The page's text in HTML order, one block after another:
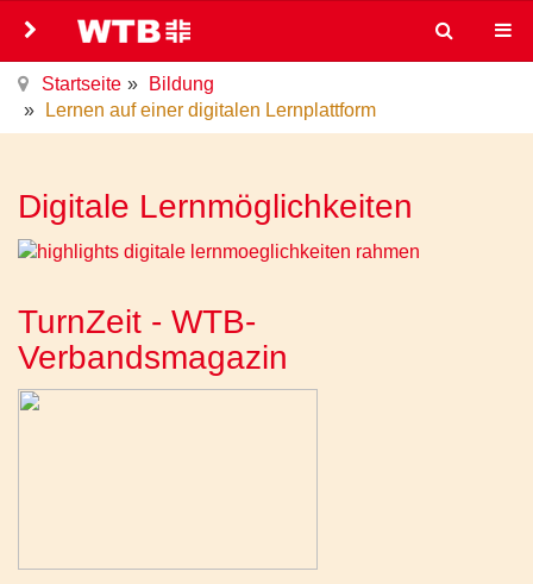
Startseite
Bildung
Lernen auf einer digitalen Lernplattform
Digitale Lernmöglichkeiten
TurnZeit - WTB-
Verbandsmagazin